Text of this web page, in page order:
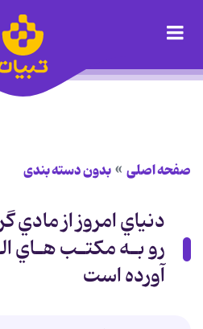
صفحه اصلی بدون دسته بندی
دنياي امروز از
رو بـه مكتـب هـاي
آورده است